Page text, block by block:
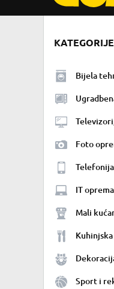
KATEGORIJE
Bijela
Foto
Telefonija
IT oprema
Mali
Sport i